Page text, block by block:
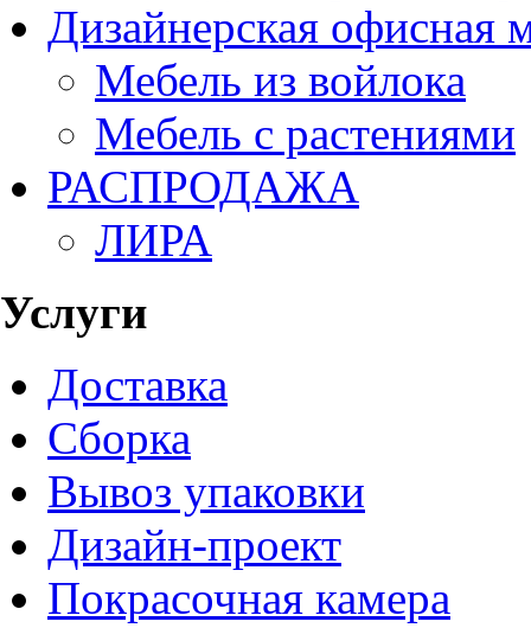
Дизайнерская офисная
Мебель из войлока
Мебель с растениями
РАСПРОДАЖА
ЛИРА
Услуги
Доставка
Сборка
Вывоз упаковки
Дизайн-проект
Покрасочная камера